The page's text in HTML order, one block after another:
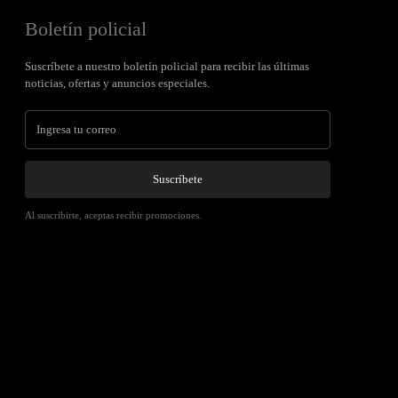
Boletín policial
Suscríbete a nuestro boletín policial para recibir las últimas
noticias, ofertas y anuncios especiales.
Suscríbete
Al suscribirte, aceptas recibir promociones.